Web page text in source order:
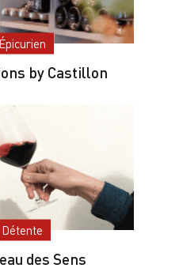
Épicurien
by Castillon
Détente
des Sens